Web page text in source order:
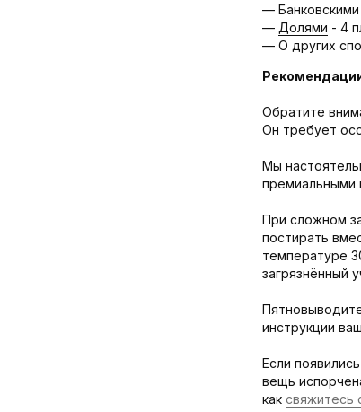
— Банковскими
— Долями - 4
— О других
Обратите
Он требует
Мы
премиальными
При сложном
постирать
температуре
загрязнённый
инструкции
Если
вещь
как свяжитесь